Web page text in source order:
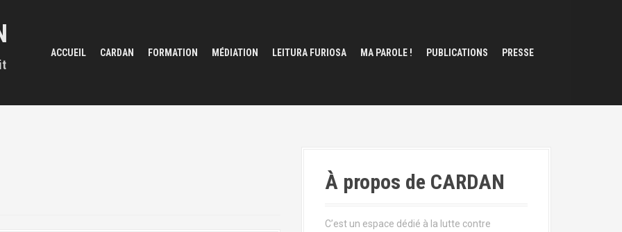
ACCUEIL CARDAN FORMATION MÉDIATION LEITURA FURIOSA MA PAROLE ! PUBLICATIONS PRESSE
À propos de CARDAN
C’est un espace dédié à la lutte contre